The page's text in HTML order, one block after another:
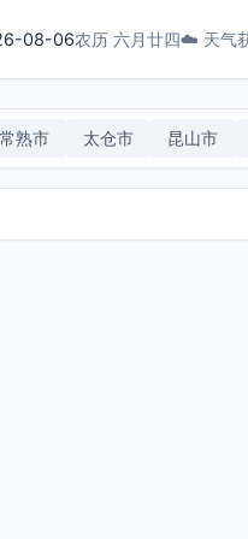
08-06农历 六月廿四☁️ 天气
常熟市 太仓市 昆山市